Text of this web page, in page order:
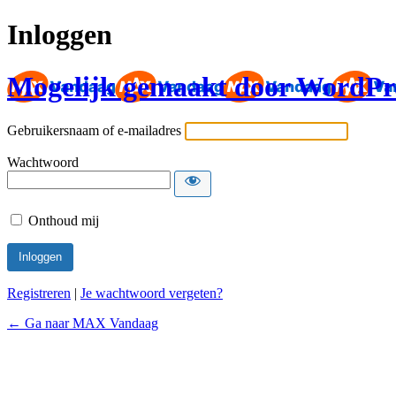
Inloggen
Mogelijk gemaakt door
Gebruikersnaam of e-mailadres
Wachtwoord
Onthoud mij
Registreren | Je wachtwoord vergeten?
← Ga naar MAX Vandaag